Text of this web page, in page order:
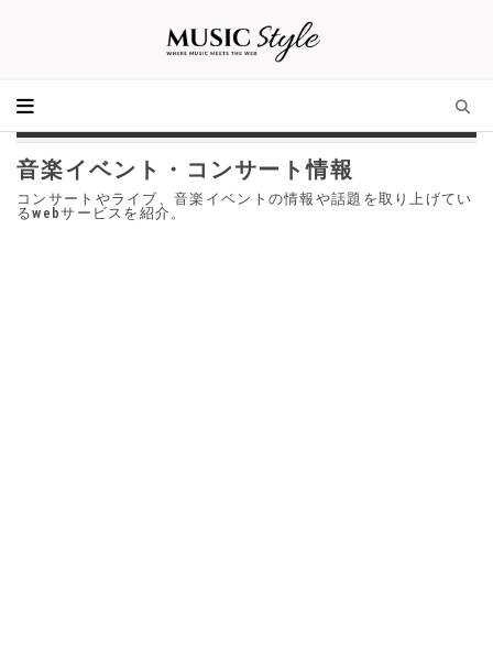
音楽イベント・コンサート情報
コンサートやライブ、音楽イベントの情報や話題を取り上げてい
るwebサービスを紹介。